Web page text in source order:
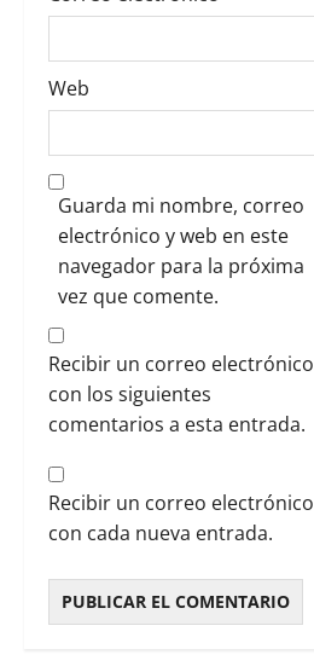
Web
Guarda mi nombre, correo
electrónico y web en este
navegador para la próxima
vez que comente.
Recibir un correo electrónico
con los siguientes
comentarios a esta entrada.
Recibir un correo electrónico
con cada nueva entrada.